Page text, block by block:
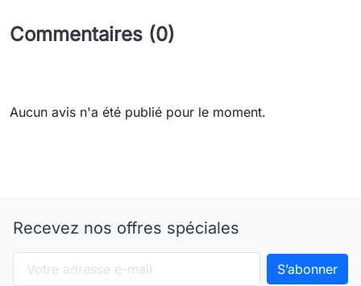
Commentaires (0)
Aucun avis n'a été publié pour le moment.
Recevez nos offres spéciales